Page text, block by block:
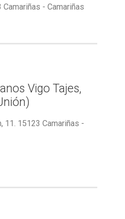
Camariñas - Camariñas
Vigo Tajes,
11. 15123 Camariñas -